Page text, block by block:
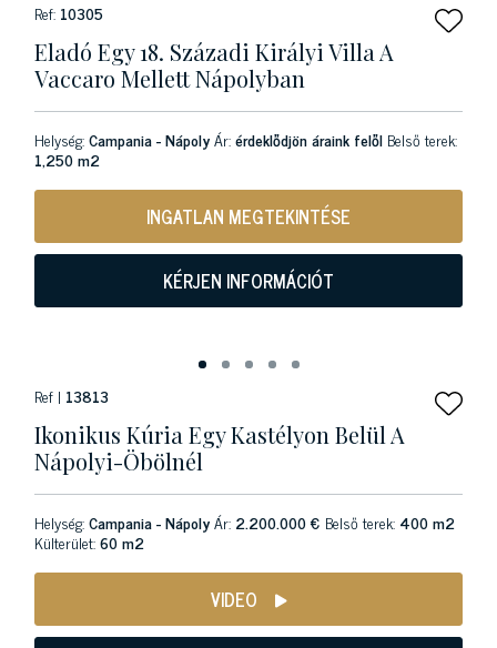
Ref: 10305
Eladó Egy 18. Századi Királyi Villa A
Vaccaro Mellett Nápolyban
Helység:Campania - NápolyÁr:érdeklődjön áraink felől Belső terek:
1,250 m2
INGATLAN MEGTEKINTÉSE
KÉRJEN INFORMÁCIÓT
Ref | 13813
Ikonikus Kúria Egy Kastélyon Belül A
Nápolyi-Öbölnél
Helység:Campania - NápolyÁr: 2.200.000 € Belső terek: 400 m2
Külterület:60 m2
VIDEO